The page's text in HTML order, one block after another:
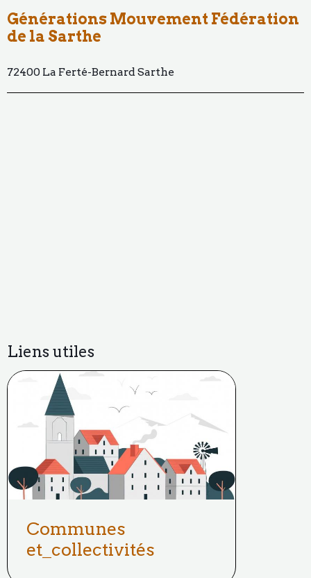
Générations Mouvement Fédération
de la Sarthe
72400 La Ferté-Bernard Sarthe
Liens utiles
Communes
et_collectivités